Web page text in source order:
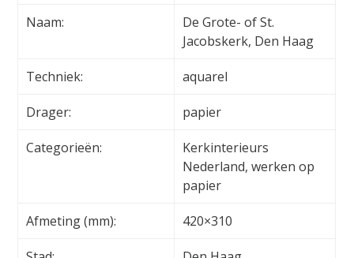
Naam:
De Grote- of St.
Jacobskerk, Den Haag
Techniek: aquarel
Drager: papier
Categorieën:
Kerkinterieurs
Nederland, werken op
papier
Afmeting (mm): 420×310